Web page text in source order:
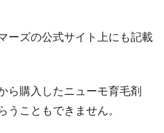
ーズの公式サイト上にも記載
ら購入したニューモ育毛剤
うこともできません。